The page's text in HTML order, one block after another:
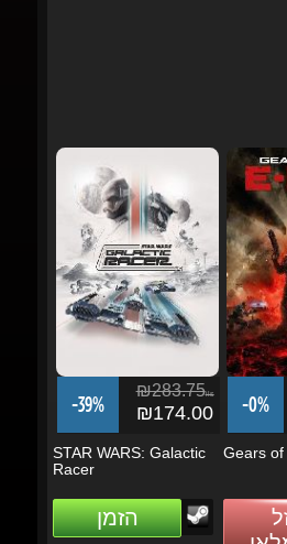
-39%
₪283.75
₪174.00
STAR WARS: Galactic
הזמן
-0%
Gears of
אזל